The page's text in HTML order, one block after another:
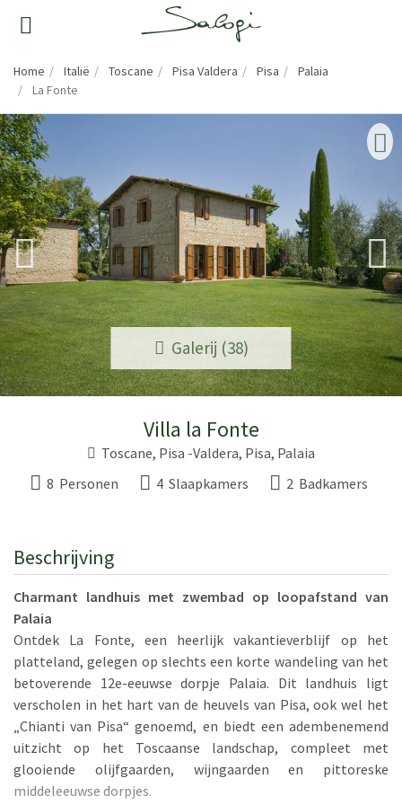
Home Italië Toscane Pisa Valdera Pisa
Palaia
La Fonte
Galerij (38)
Villa la Fonte
Toscane, Pisa -Valdera, Pisa, Palaia
8 Personen
4 Slaapkamers 2 Badkamers
Beschrijving
Charmant landhuis met zwembad op loopafstand van
Palaia
Ontdek La Fonte, een heerlijk vakantieverblijf op het
platteland, gelegen op slechts een korte wandeling van het
betoverende 12e-eeuwse dorpje Palaia. Dit landhuis ligt
verscholen in het hart van de heuvels van Pisa, ook wel het
„Chianti van Pisa“ genoemd, en biedt een adembenemend
uitzicht op het Toscaanse landschap, compleet met
glooiende olijfgaarden, wijngaarden en pittoreske
middeleeuwse dorpjes.